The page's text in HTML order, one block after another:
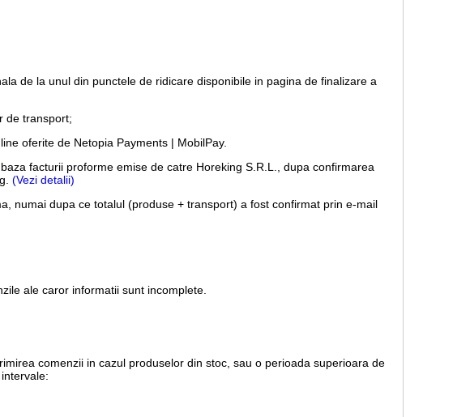
de la unul din punctele de ridicare disponibile in pagina de finalizare a
de transport;
oferite de Netopia Payments | MobilPay.
facturii proforme emise de catre Horeking S.R.L., dupa confirmarea
(Vezi detalii)
numai dupa ce totalul (produse + transport) a fost confirmat prin e-mail
ale caror informatii sunt incomplete.
comenzii in cazul produselor din stoc, sau o perioada superioara de